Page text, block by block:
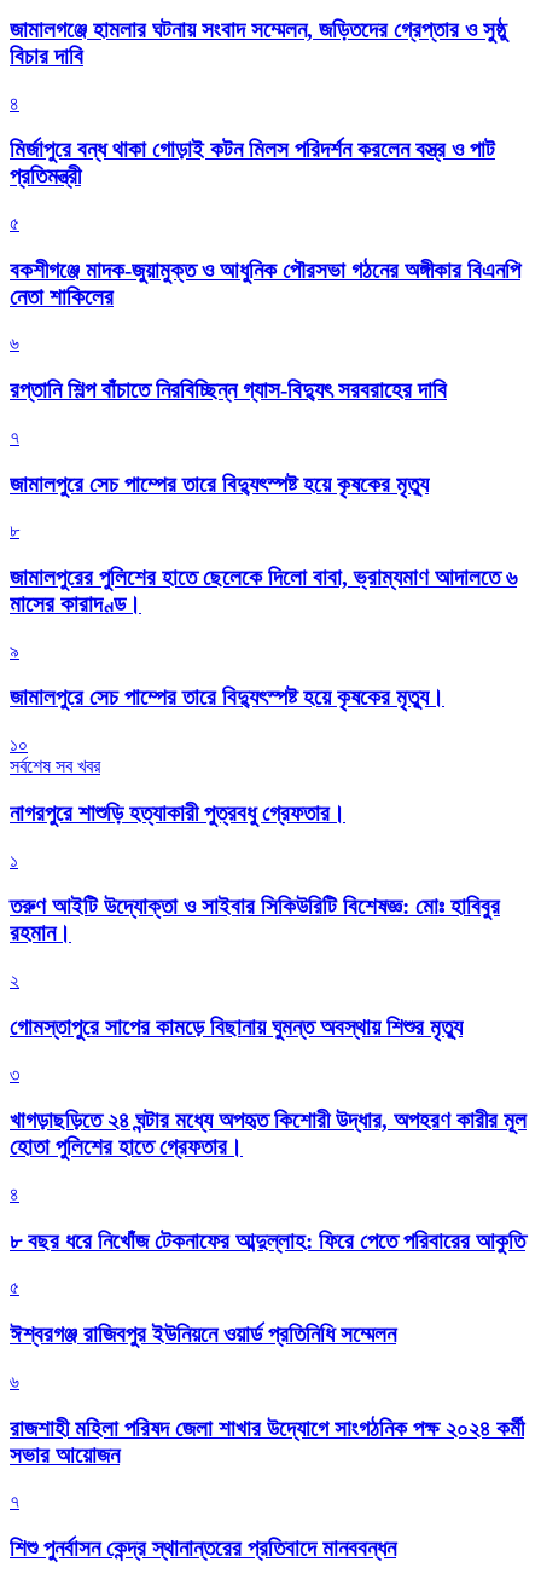
জামালগঞ্জে হামলার ঘটনায় সংবাদ সম্মেলন, জড়িতদের গ্রেপ্তার ও সুষ্ঠু
বিচার দাবি
৪
মির্জাপুরে বন্ধ থাকা গোড়াই কটন মিলস পরিদর্শন করলেন বস্ত্র ও পাট
প্রতিমন্ত্রী
৫
বকশীগঞ্জে মাদক-জুয়ামুক্ত ও আধুনিক পৌরসভা গঠনের অঙ্গীকার বিএনপি
নেতা শাকিলের
৬
রপ্তানি শিল্প বাঁচাতে নিরবিচ্ছিন্ন গ্যাস-বিদ্যুৎ সরবরাহের দাবি
৭
জামালপুরে সেচ পাম্পের তারে বিদ্যুৎস্পষ্ট হয়ে কৃষকের মৃত্যু
৮
জামালপুরের পুলিশের হাতে ছেলেকে দিলো বাবা, ভ্রাম্যমাণ আদালতে ৬
মাসের কারাদণ্ড।
৯
জামালপুরে সেচ পাম্পের তারে বিদ্যুৎস্পষ্ট হয়ে কৃষকের মৃত্যু।
১০
সর্বশেষ সব খবর
নাগরপুরে শাশুড়ি হত্যাকারী পুত্রবধু গ্রেফতার।
১
তরুণ আইটি উদ্যোক্তা ও সাইবার সিকিউরিটি বিশেষজ্ঞ: মোঃ হাবিবুর
রহমান।
২
গোমস্তাপুরে সাপের কামড়ে বিছানায় ঘুমন্ত অবস্থায় শিশুর মৃত্যু
৩
খাগড়াছড়িতে ২৪ ঘন্টার মধ্যে অপহৃত কিশোরী উদ্ধার, অপহরণ কারীর মূল
হোতা পুলিশের হাতে গ্রেফতার।
৪
৮ বছর ধরে নিখোঁজ টেকনাফের আব্দুল্লাহ: ফিরে পেতে পরিবারের আকুতি
৫
ঈশ্বরগঞ্জ রাজিবপুর ইউনিয়নে ওয়ার্ড প্রতিনিধি সম্মেলন
৬
রাজশাহী মহিলা পরিষদ জেলা শাখার উদ্যোগে সাংগঠনিক পক্ষ ২০২৪ কর্মী
সভার আয়োজন
৭
শিশু পুনর্বাসন কেন্দ্র স্থানান্তরের প্রতিবাদে মানববন্ধন